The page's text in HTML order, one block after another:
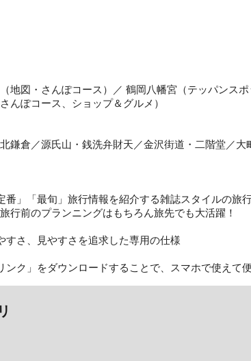
地図・さんぽコース）／ 鶴岡八幡宮（テッパンス
んぽコース、ショップ＆グルメ）
鎌倉／源氏山・銭洗弁財天／金沢街道・二階堂／
番」「最旬」旅行情報を紹介する雑誌スタイルの旅
行前のプランニングはもちろん旅先でも大活躍！
すさ、見やすさを追求した専用の仕様
ンク」をダウンロードすることで、スマホで使えて